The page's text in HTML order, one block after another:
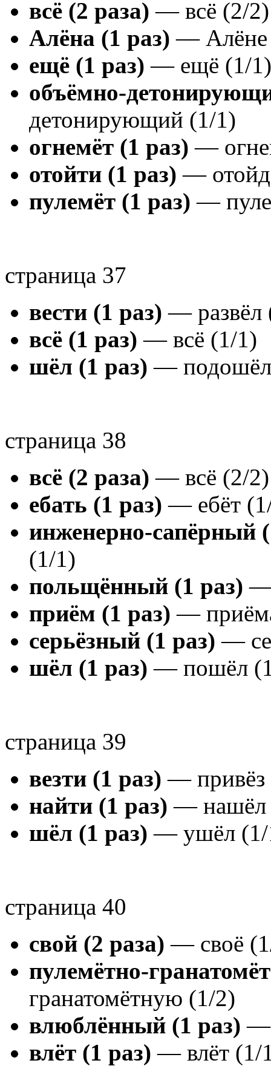
всё (2 раза) — всё (2/2)
Алёна (1 раз) — Алёне
ещё (1 раз) — ещё (1/1)
объёмно-
детонирующий (1/1)
огнемёт (1 раз) —
отойти (1 раз) —
пулемёт (1 раз) —
страница 37
вести (1 раз) — развёл
всё (1 раз) — всё (1/1)
шёл (1 раз) —
страница 38
всё (2 раза) — всё (2/2)
ебать (1 раз) — ебёт
инженерно-сапёрный
(1/1)
польщённый (1 раз) —
приём (1 раз) —
серьёзный (1 раз) —
шёл (1 раз) — пошёл
страница 39
везти (1 раз) — привёз
найти (1 раз) — нашёл
шёл (1 раз) — ушёл (1/
страница 40
свой (2 раза) — своё
пулемётно-
гранатомётную (1/2)
влюблённый (1 раз) —
влёт (1 раз) — влёт (1/